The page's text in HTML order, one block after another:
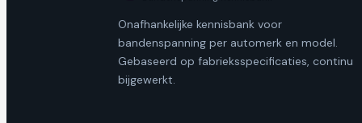
Onafhankelijke kennisbank voor
bandenspanning per automerk en model.
Gebaseerd op fabrieksspecificaties, continu
bijgewerkt.